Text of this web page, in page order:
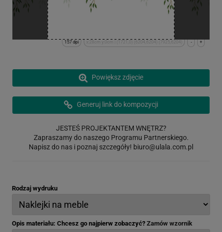
+
-
x:28cm y:0cm | (1721,0) (6204,6204) (7925,6204)
157 dpi
Powiększ zdjęcie
Generuj link do kompozycji
JESTEŚ PROJEKTANTEM WNĘTRZ?
Zapraszamy do naszego Programu Partnerskiego.
Napisz do nas i poznaj szczegóły! biuro@ulala.com.pl
Rodzaj wydruku
Opis materiału: Chcesz go najpierw zobaczyć? Zamów wzornik